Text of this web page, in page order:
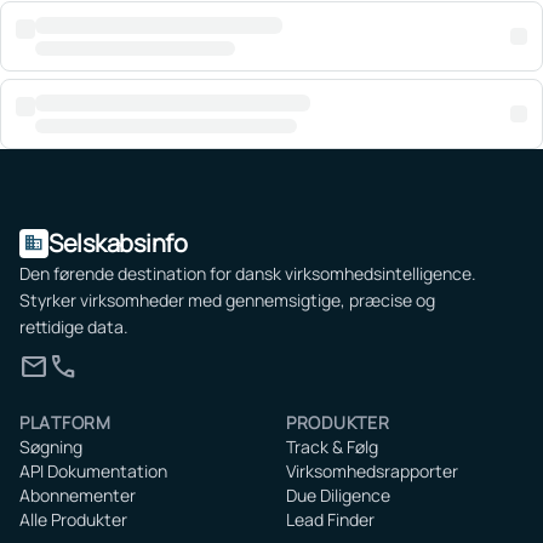
domain Selskabsinfo
Den førende destination for dansk virksomhedsintelligence.
Styrker virksomheder med gennemsigtige, præcise og
rettidige data.
mailcall
PLATFORM
Søgning
API Dokumentation
Abonnementer
Alle Produkter
PRODUKTER
Track & Følg
Virksomhedsrapporter
Due Diligence
Lead Finder